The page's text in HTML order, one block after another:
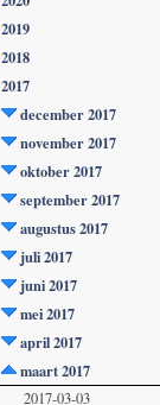
2019
2018
2017
december 2017
november 2017
oktober 2017
september 2017
augustus 2017
juli 2017
juni 2017
mei 2017
april 2017
maart 2017
2017-03-03